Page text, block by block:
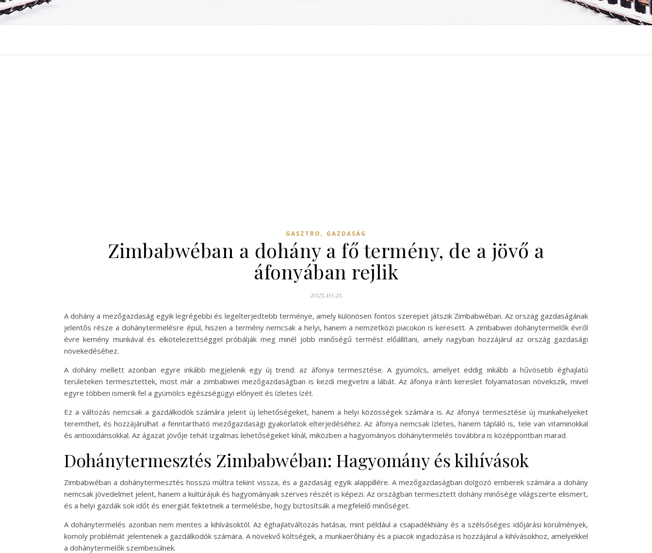
GASZTRO , GAZDASÁG
Zimbabwéban a dohány a fő termény, de a jövő a
áfonyában rejlik
2025.10.21.
A dohány a mezőgazdaság egyik legrégebbi és legelterjedtebb terménye, amely különösen fontos szerepet játszik Zimbabwéban. Az ország gazdaságának
jelentős része a dohánytermelésre épül, hiszen a termény nemcsak a helyi, hanem a nemzetközi piacokon is keresett. A zimbabwei dohánytermelők évről
évre kemény munkával és elkötelezettséggel próbálják meg minél jobb minőségű termést előállítani, amely nagyban hozzájárul az ország gazdasági
növekedéséhez.
A dohány mellett azonban egyre inkább megjelenik egy új trend: az áfonya termesztése. A gyümölcs, amelyet eddig inkább a hűvösebb éghajlatú
területeken termesztettek, most már a zimbabwei mezőgazdaságban is kezdi megvetni a lábát. Az áfonya iránti kereslet folyamatosan növekszik, mivel
egyre többen ismerik fel a gyümölcs egészségügyi előnyeit és ízletes ízét.
Ez a változás nemcsak a gazdálkodók számára jelent új lehetőségeket, hanem a helyi közösségek számára is. Az áfonya termesztése új munkahelyeket
teremthet, és hozzájárulhat a fenntartható mezőgazdasági gyakorlatok elterjedéséhez. Az áfonya nemcsak ízletes, hanem tápláló is, tele van vitaminokkal
és antioxidánsokkal. Az ágazat jövője tehát izgalmas lehetőségeket kínál, miközben a hagyományos dohánytermelés továbbra is középpontban marad.
Dohánytermesztés Zimbabwéban: Hagyomány és kihívások
Zimbabwéban a dohánytermesztés hosszú múltra tekint vissza, és a gazdaság egyik alappillére. A mezőgazdaságban dolgozó emberek számára a dohány
nemcsak jövedelmet jelent, hanem a kultúrájuk és hagyományaik szerves részét is képezi. Az országban termesztett dohány minősége világszerte elismert,
és a helyi gazdák sok időt és energiát fektetnek a termelésbe, hogy biztosítsák a megfelelő minőséget.
A dohánytermelés azonban nem mentes a kihívásoktól. Az éghajlatváltozás hatásai, mint például a csapadékhiány és a szélsőséges időjárási körülmények,
komoly problémát jelentenek a gazdálkodók számára. A növekvő költségek, a munkaerőhiány és a piacok ingadozása is hozzájárul a kihívásokhoz, amelyekkel
a dohánytermelők szembesülnek.